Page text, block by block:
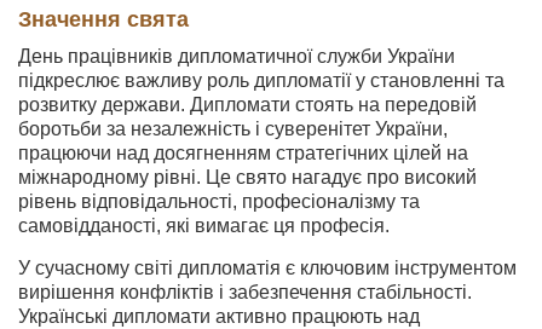
Значення свята
День працівників дипломатичної служби України
підкреслює важливу роль дипломатії у становленні та
розвитку держави. Дипломати стоять на передовій
боротьби за незалежність і суверенітет України,
працюючи над досягненням стратегічних цілей на
міжнародному рівні. Це свято нагадує про високий
рівень відповідальності, професіоналізму та
самовідданості, які вимагає ця професія.
У сучасному світі дипломатія є ключовим інструментом
вирішення конфліктів і забезпечення стабільності.
Українські дипломати активно працюють над